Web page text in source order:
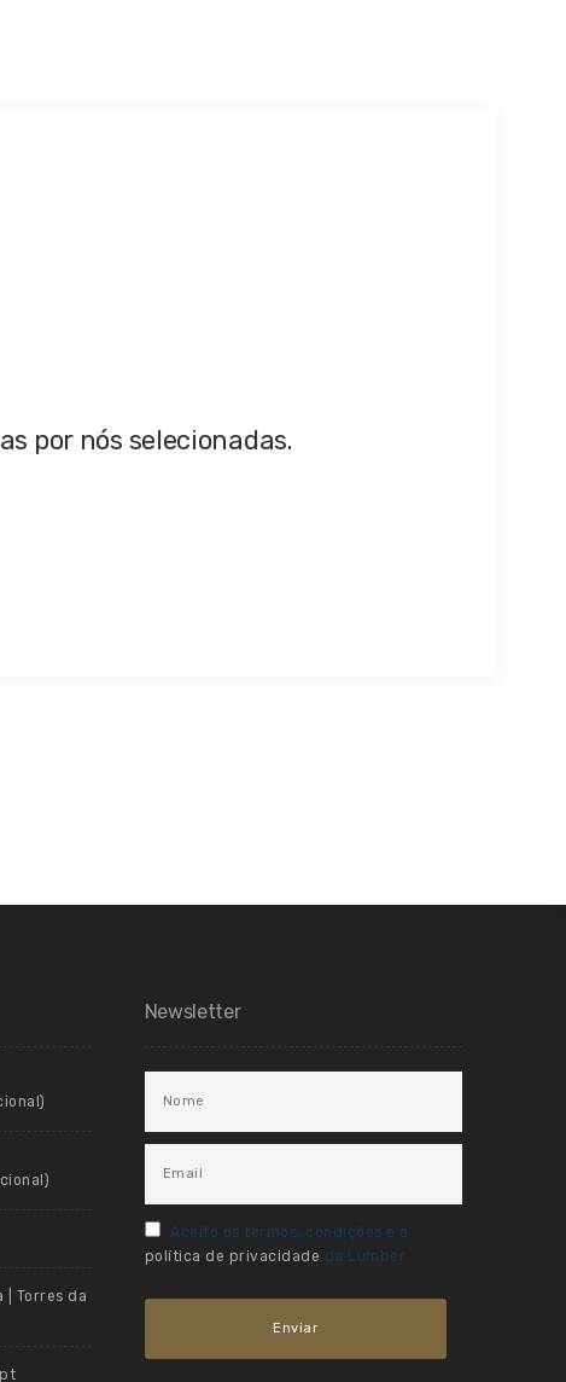
por nós selecionadas.
| Torres da
Newsletter
Aceito os termos, condições e a
política de privacidade da Lumber.